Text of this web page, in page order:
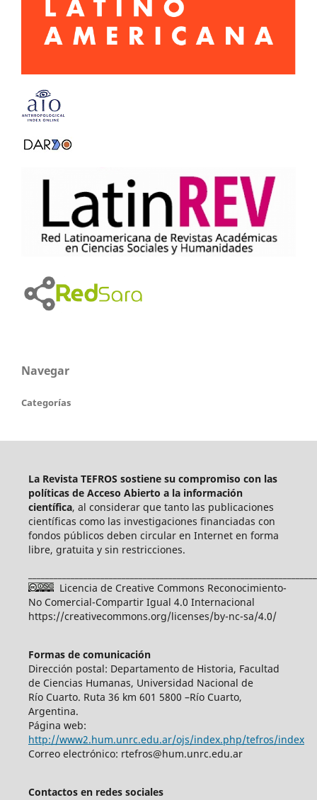
Navegar
Categorías
La Revista TEFROS sostiene su compromiso con las
políticas de Acceso Abierto a la información
científica, al considerar que tanto las publicaciones
científicas como las investigaciones financiadas con
fondos públicos deben circular en Internet en forma
libre, gratuita y sin restricciones.
Licencia de Creative Commons Reconocimiento-
No Comercial-Compartir Igual 4.0 Internacional
https://creativecommons.org/licenses/by-nc-sa/4.0/
Formas de comunicación
Dirección postal: Departamento de Historia, Facultad
de Ciencias Humanas, Universidad Nacional de
Río Cuarto. Ruta 36 km 601 5800 –Río Cuarto,
Argentina.
Página web:
http://www2.hum.unrc.edu.ar/ojs/index.php/tefros/index
Correo electrónico: rtefros@hum.unrc.edu.ar
Contactos en redes sociales